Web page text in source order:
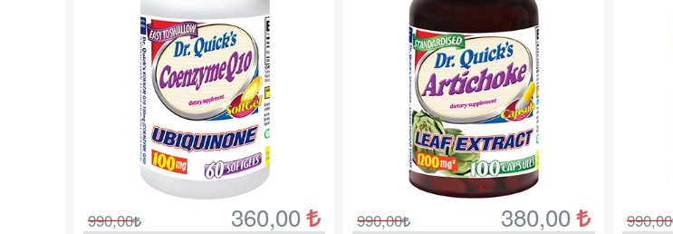
990,00
360,00
990,00
380,00
990,00